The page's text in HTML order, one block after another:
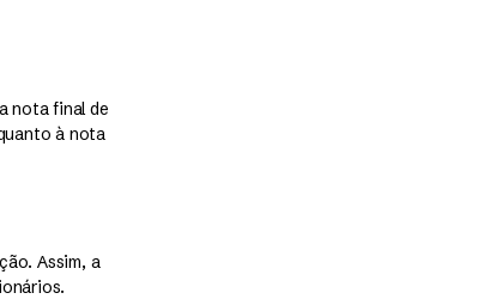
nota final de
à nota
Assim, a